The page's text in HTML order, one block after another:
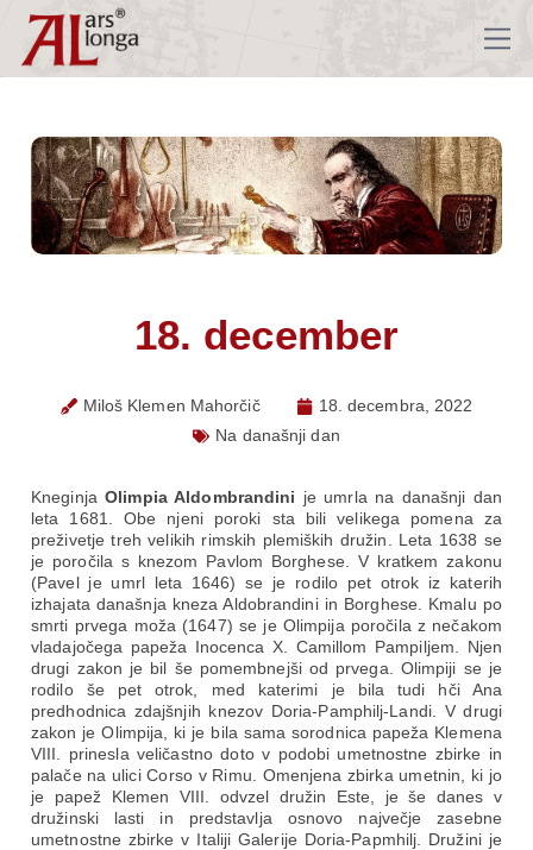
18. december
Miloš Klemen Mahorčič
18. decembra, 2022
Na današnji dan
KneginjaOlimpia Aldombrandini je umrla na današnji dan
leta 1681. Obe njeni poroki sta bili velikega pomena za
preživetje treh velikih rimskih plemiških družin. Leta 1638 se
je poročila s knezom Pavlom Borghese. V kratkem zakonu
(Pavel je umrl leta 1646) se je rodilo pet otrok iz katerih
izhajata današnja kneza Aldobrandini in Borghese. Kmalu po
smrti prvega moža (1647) se je Olimpija poročila z nečakom
vladajočega papeža Inocenca X. Camillom Pampiljem. Njen
drugi zakon je bil še pomembnejši od prvega. Olimpiji se je
rodilo še pet otrok, med katerimi je bila tudi hči Ana
predhodnica zdajšnjih knezov Doria-Pamphilj-Landi. V drugi
zakon je Olimpija, ki je bila sama sorodnica papeža Klemena
VIII. prinesla veličastno doto v podobi umetnostne zbirke in
palače na ulici Corso v Rimu. Omenjena zbirka umetnin, ki jo
je papež Klemen VIII. odvzel družin Este, je še danes v
družinski lasti in predstavlja osnovo največje zasebne
umetnostne zbirke v Italiji Galerije Doria-Papmhilj. Družini je